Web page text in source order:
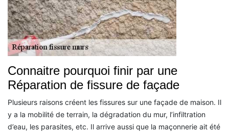
Connaitre pourquoi finir par une
Réparation de fissure de façade
Plusieurs raisons créent les fissures sur une façade de maison. Il
y a la mobilité de terrain, la dégradation du mur, l’infiltration
d’eau, les parasites, etc. Il arrive aussi que la maçonnerie ait été